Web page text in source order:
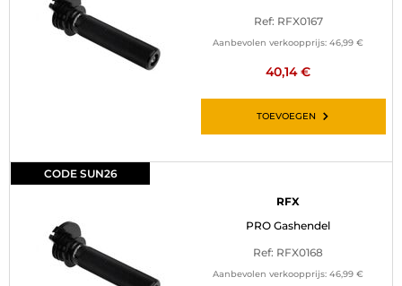
Ref: RFX0167
Aanbevolen verkoopprijs: 46,99 €
40,14 €
TOEVOEGEN
CODE SUN26
RFX
PRO Gashendel
Ref: RFX0168
Aanbevolen verkoopprijs: 46,99 €